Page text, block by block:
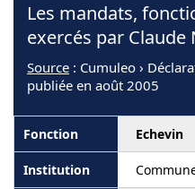
Les mandats,
exercés par Claude
Source : Cumuleo ›
publiée en août 2005
Echevin